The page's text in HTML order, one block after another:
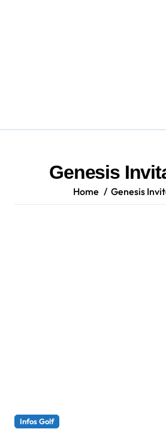
Genesis
Home Genesis
Infos Golf